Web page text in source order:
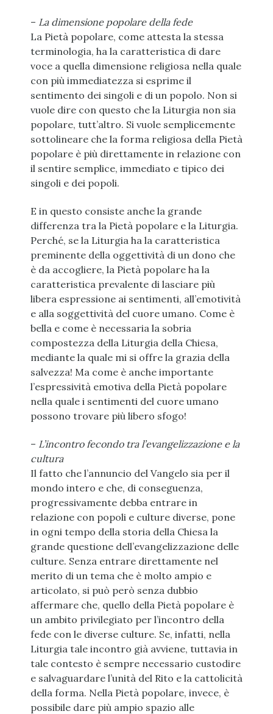
– La dimensione popolare della fede
La Pietà popolare, come attesta la stessa
terminologia, ha la caratteristica di dare
voce a quella dimensione religiosa nella quale
con più immediatezza si esprime il
sentimento dei singoli e di un popolo. Non si
vuole dire con questo che la Liturgia non sia
popolare, tutt’altro. Si vuole semplicemente
sottolineare che la forma religiosa della Pietà
popolare è più direttamente in relazione con
il sentire semplice, immediato e tipico dei
singoli e dei popoli.
E in questo consiste anche la grande
differenza tra la Pietà popolare e la Liturgia.
Perché, se la Liturgia ha la caratteristica
preminente della oggettività di un dono che
è da accogliere, la Pietà popolare ha la
caratteristica prevalente di lasciare più
libera espressione ai sentimenti, all’emotività
e alla soggettività del cuore umano. Come è
bella e come è necessaria la sobria
compostezza della Liturgia della Chiesa,
mediante la quale mi si offre la grazia della
salvezza! Ma come è anche importante
l’espressività emotiva della Pietà popolare
nella quale i sentimenti del cuore umano
possono trovare più libero sfogo!
– L’incontro fecondo tra l’evangelizzazione e la
cultura
Il fatto che l’annuncio del Vangelo sia per il
mondo intero e che, di conseguenza,
progressivamente debba entrare in
relazione con popoli e culture diverse, pone
in ogni tempo della storia della Chiesa la
grande questione dell’evangelizzazione delle
culture. Senza entrare direttamente nel
merito di un tema che è molto ampio e
articolato, si può però senza dubbio
affermare che, quello della Pietà popolare è
un ambito privilegiato per l’incontro della
fede con le diverse culture. Se, infatti, nella
Liturgia tale incontro già avviene, tuttavia in
tale contesto è sempre necessario custodire
e salvaguardare l’unità del Rito e la cattolicità
della forma. Nella Pietà popolare, invece, è
possibile dare più ampio spazio alle